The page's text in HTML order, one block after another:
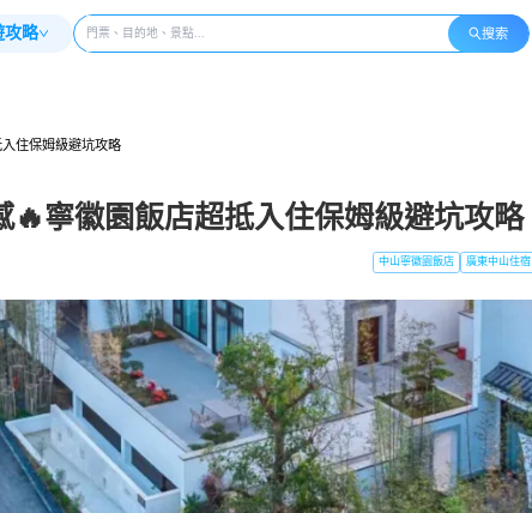
攻略 搜索
住保姆級避坑攻略
🔥寧徽園飯店超抵入住保姆級避坑攻略
中山寧徽園飯店 廣東中山住宿